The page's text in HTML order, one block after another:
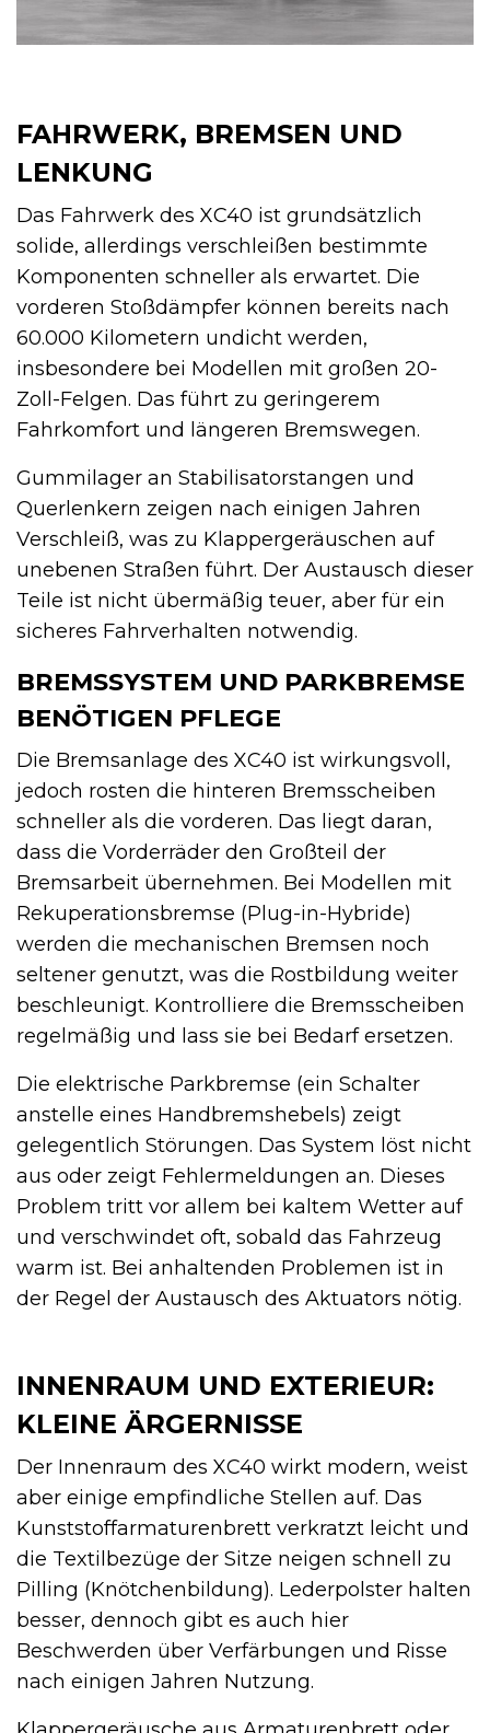
FAHRWERK, BREMSEN UND
LENKUNG
Das Fahrwerk des XC40 ist grundsätzlich
solide, allerdings verschleißen bestimmte
Komponenten schneller als erwartet. Die
vorderen Stoßdämpfer können bereits nach
60.000 Kilometern undicht werden,
insbesondere bei Modellen mit großen 20-
Zoll-Felgen. Das führt zu geringerem
Fahrkomfort und längeren Bremswegen.
Gummilager an Stabilisatorstangen und
Querlenkern zeigen nach einigen Jahren
Verschleiß, was zu Klappergeräuschen auf
unebenen Straßen führt. Der Austausch dieser
Teile ist nicht übermäßig teuer, aber für ein
sicheres Fahrverhalten notwendig.
BREMSSYSTEM UND PARKBREMSE
BENÖTIGEN PFLEGE
Die Bremsanlage des XC40 ist wirkungsvoll,
jedoch rosten die hinteren Bremsscheiben
schneller als die vorderen. Das liegt daran,
dass die Vorderräder den Großteil der
Bremsarbeit übernehmen. Bei Modellen mit
Rekuperationsbremse (Plug-in-Hybride)
werden die mechanischen Bremsen noch
seltener genutzt, was die Rostbildung weiter
beschleunigt. Kontrolliere die Bremsscheiben
regelmäßig und lass sie bei Bedarf ersetzen.
Die elektrische Parkbremse (ein Schalter
anstelle eines Handbremshebels) zeigt
gelegentlich Störungen. Das System löst nicht
aus oder zeigt Fehlermeldungen an. Dieses
Problem tritt vor allem bei kaltem Wetter auf
und verschwindet oft, sobald das Fahrzeug
warm ist. Bei anhaltenden Problemen ist in
der Regel der Austausch des Aktuators nötig.
INNENRAUM UND EXTERIEUR:
KLEINE ÄRGERNISSE
Der Innenraum des XC40 wirkt modern, weist
aber einige empfindliche Stellen auf. Das
Kunststoffarmaturenbrett verkratzt leicht und
die Textilbezüge der Sitze neigen schnell zu
Pilling (Knötchenbildung). Lederpolster halten
besser, dennoch gibt es auch hier
Beschwerden über Verfärbungen und Risse
nach einigen Jahren Nutzung.